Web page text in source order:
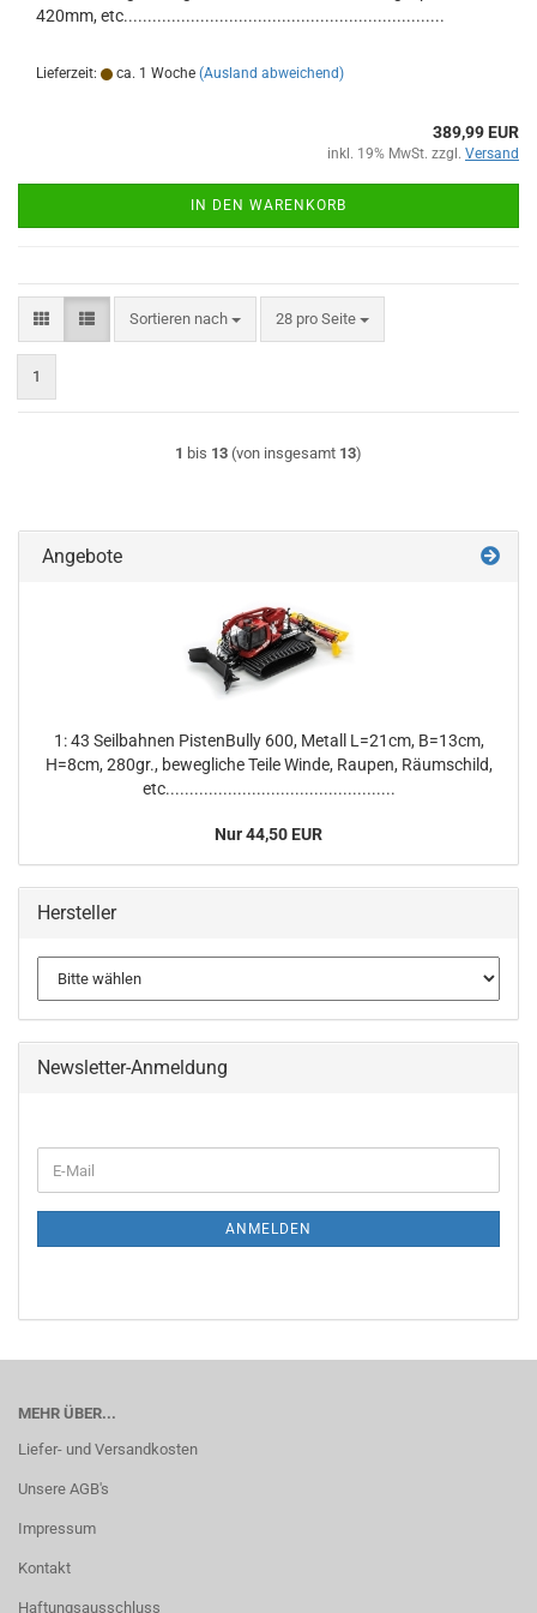
420mm, etc...................................................................
Lieferzeit: ca. 1 Woche (Ausland abweichend)
389,99 EUR
inkl. 19% MwSt. zzgl. Versand
IN DEN WARENKORB
Sortieren nach
Sortieren nach 28 pro Seite
pro Seite
1
1 bis 13 (von insgesamt 13)
Angebote
1: 43 Seilbahnen PistenBully 600, Metall L=21cm, B=13cm,
H=8cm, 280gr., bewegliche Teile Winde, Raupen, Räumschild,
etc................................................
Nur 44,50 EUR
Hersteller
Newsletter-Anmeldung
ZUR
E-
Mail
ANMELDEN
MEHR ÜBER...
Liefer- und Versandkosten
Unsere AGB's
Impressum
Kontakt
Haftungsausschluss